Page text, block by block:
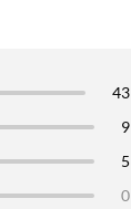
43
9
5
0